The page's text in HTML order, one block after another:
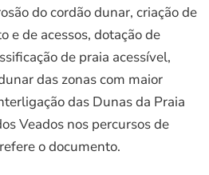
do cordão dunar, criação de
e de acessos, dotação de
de praia acessível,
das zonas com maior
das Dunas da Praia
Veados nos percursos de
o documento.